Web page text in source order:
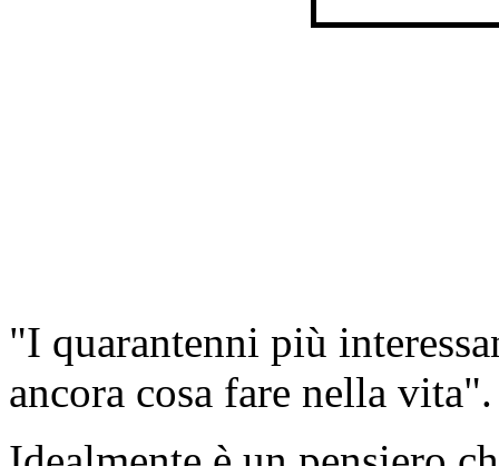
"I quarantenni più
ancora cosa fare nella